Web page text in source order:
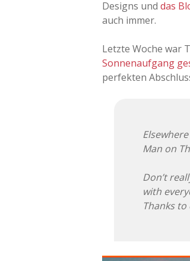
Designs und das
auch immer.
Letzte Woche war
Sonnenaufgang
perfekten
Man on
Don’t
with
Thanks